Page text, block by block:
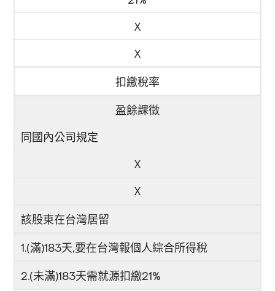
X
X
扣繳稅率
盈餘課徵
同國內公司規定
X
X
該股東在台灣居留
1.(滿)183天,要在台灣報個人綜合所得稅
2.(未滿)183天需就源扣繳21%